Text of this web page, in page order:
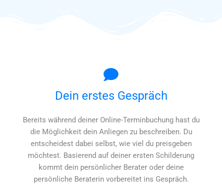
Dein erstes Gespräch
Bereits während deiner Online-Terminbuchung hast du
die Möglichkeit dein Anliegen zu beschreiben. Du
entscheidest dabei selbst, wie viel du preisgeben
möchtest. Basierend auf deiner ersten Schilderung
kommt dein persönlicher Berater oder deine
persönliche Beraterin vorbereitet ins Gespräch.